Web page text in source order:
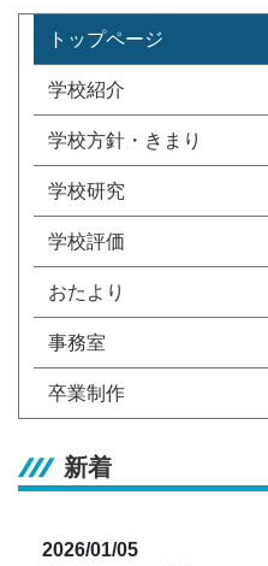
トップページ
学校紹介
学校方針・きまり
学校研究
学校評価
おたより
事務室
卒業制作
新着
2026/01/05